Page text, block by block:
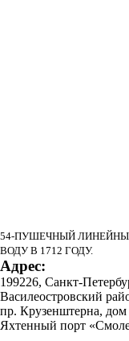
54-ПУШЕЧНЫЙ
ВОДУ В 1712 ГОДУ.
Адрес:
199226, Санкт-
Василеостровский
пр. Крузенштерна, дом
Яхтенный порт